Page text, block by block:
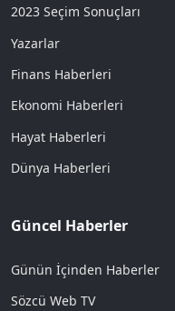
2023 Seçim Sonuçları
Yazarlar
Finans Haberleri
Ekonomi Haberleri
Hayat Haberleri
Dünya Haberleri
Güncel Haberler
Günün İçinden Haberler
Sözcü Web TV